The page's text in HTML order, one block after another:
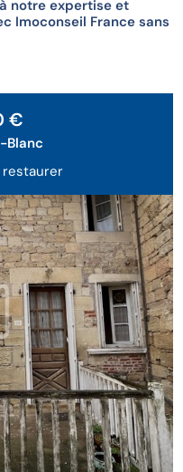
notre expertise et
Imoconseil France sans
restaurer
€
Blanc